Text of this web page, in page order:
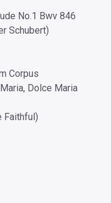
No.1 Bwv 846
Schubert)
Corpus
Dolce Maria
Faithful)